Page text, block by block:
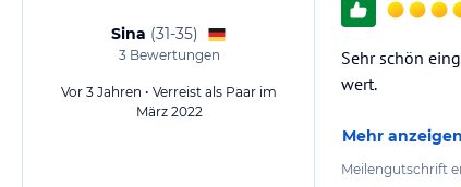
Sina (31-35)
3Bewertungen
Vor 3 Jahren • Verreist als Paar im
März 2022
Sehr schön
wert.
Mehr anzeigen
Meilengutschrift